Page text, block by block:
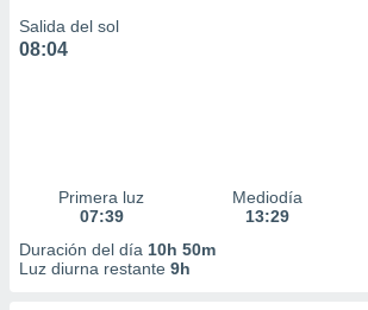
1199
Salida del sol
08:04
Primera luz
07:39
Mediodía
13:29
Duración del día 10h 50m
Luz diurna restante 9h